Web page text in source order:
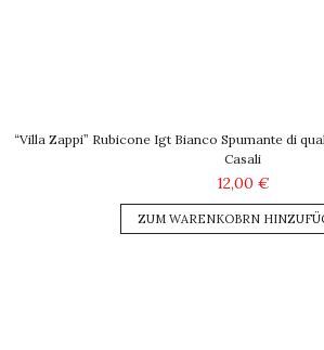
“Villa Zappi” Rubicone Igt Bianco Spumante di
Casali
12,00 €
ZUM WARENKOBRN